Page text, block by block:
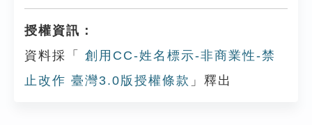
授權資訊：
資料採「
創用CC-姓名標示-非商業性-禁
止改作 臺灣3.0版授權條款 」釋出